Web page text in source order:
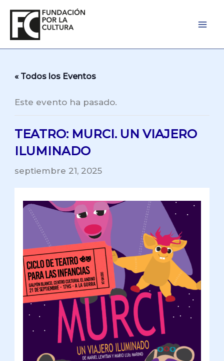
contenido
« Todos los Eventos
Este evento ha pasado.
TEATRO: MURCI. UN VIAJERO
ILUMINADO
septiembre 21, 2025